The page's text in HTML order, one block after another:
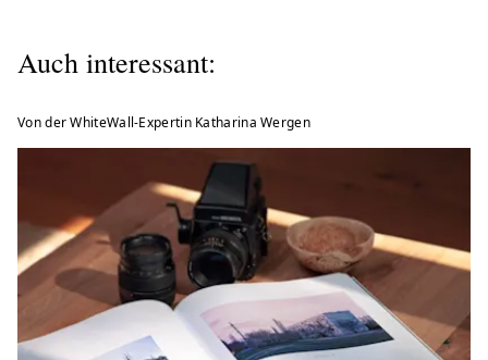
Auch interessant:
Von der WhiteWall-Expertin Katharina Wergen